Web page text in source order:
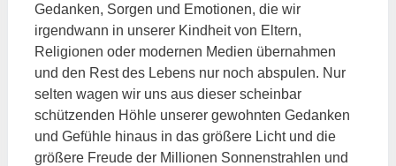
Gedanken, Sorgen und Emotionen, die wir
irgendwann in unserer Kindheit von Eltern,
Religionen oder modernen Medien übernahmen
und den Rest des Lebens nur noch abspulen. Nur
selten wagen wir uns aus dieser scheinbar
schützenden Höhle unserer gewohnten Gedanken
und Gefühle hinaus in das größere Licht und die
größere Freude der Millionen Sonnenstrahlen und